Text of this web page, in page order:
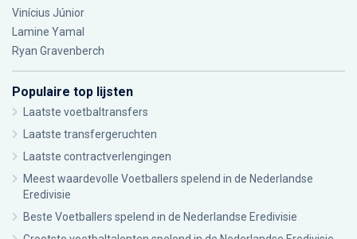
Vinícius Júnior
Lamine Yamal
Ryan Gravenberch
Populaire top lijsten
Laatste voetbaltransfers
Laatste transfergeruchten
Laatste contractverlengingen
Meest waardevolle Voetballers spelend in de Nederlandse
Eredivisie
Beste Voetballers spelend in de Nederlandse Eredivisie